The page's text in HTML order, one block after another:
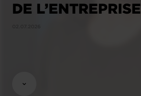
DE L’ENTREPRISE